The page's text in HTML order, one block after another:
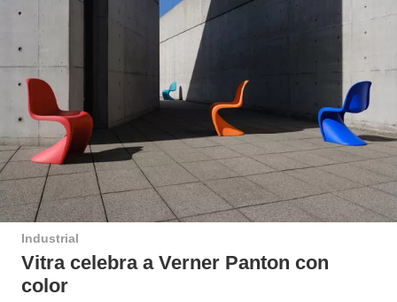
Industrial
Vitra celebra a Verner Panton con
color